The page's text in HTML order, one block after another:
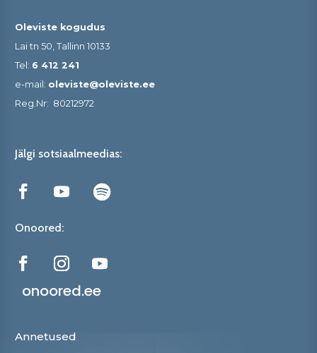
Oleviste kogudus
Lai tn 50, Tallinn 10133
Tel: 6 412 241
e-mail: oleviste@oleviste.ee
Reg.Nr: 80212972
Jälgi sotsiaalmeedias:
Onoored:
onoored.ee
Annetused